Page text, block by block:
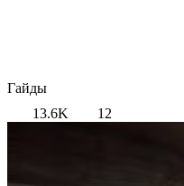
Гайды
13.6K
12